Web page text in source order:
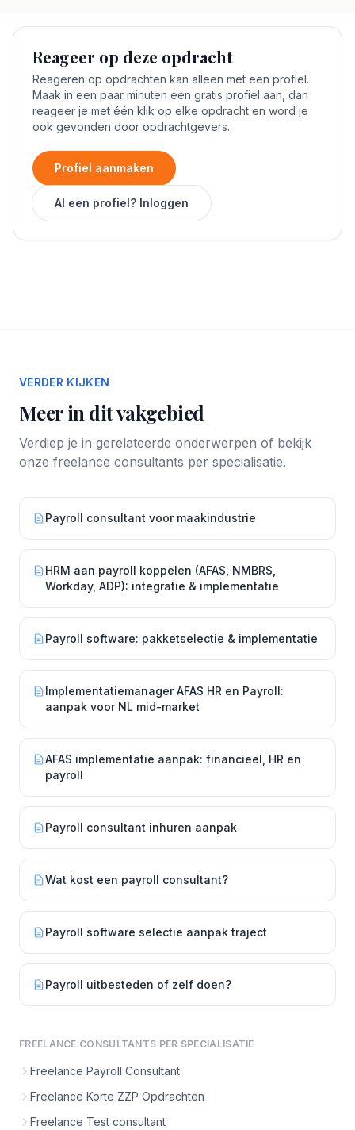
Reageer op deze opdracht
Reageren op opdrachten kan alleen met een profiel.
Maak in een paar minuten een gratis profiel aan, dan
reageer je met één klik op elke opdracht en word je
ook gevonden door opdrachtgevers.
Profiel aanmaken
Al een profiel? Inloggen
VERDER KIJKEN
Meer in dit vakgebied
Verdiep je in gerelateerde onderwerpen of bekijk
onze freelance consultants per specialisatie.
Payroll consultant voor maakindustrie
HRM aan payroll koppelen (AFAS, NMBRS,
Workday, ADP): integratie & implementatie
Payroll software: pakketselectie & implementatie
Implementatiemanager AFAS HR en Payroll:
aanpak voor NL mid-market
AFAS implementatie aanpak: financieel, HR en
payroll
Payroll consultant inhuren aanpak
Wat kost een payroll consultant?
Payroll software selectie aanpak traject
Payroll uitbesteden of zelf doen?
FREELANCE CONSULTANTS PER SPECIALISATIE
Freelance Payroll Consultant
Freelance Korte ZZP Opdrachten
Freelance Test consultant